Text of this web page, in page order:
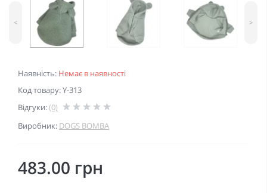
Наявність: Немає в наявності
Код товару: Y-313
Відгуки:(0)
Виробник: DOGS BOMBA
< >
483.00 грн